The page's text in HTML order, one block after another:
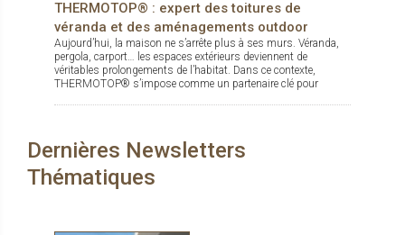
THERMOTOP® : expert des toitures de
véranda et des aménagements outdoor
Aujourd’hui, la maison ne s’arrête plus à ses murs. Véranda,
pergola, carport… les espaces extérieurs deviennent de
véritables prolongements de l’habitat. Dans ce contexte,
THERMOTOP® s’impose comme un partenaire clé pour
Dernières Newsletters
Thématiques